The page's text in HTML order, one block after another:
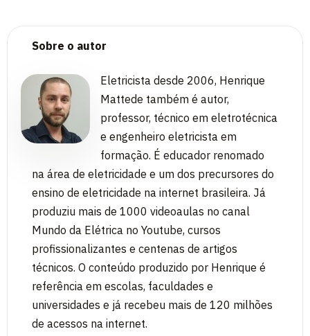
Sobre o autor
Eletricista desde 2006, Henrique
Mattede também é autor,
professor, técnico em eletrotécnica
e engenheiro eletricista em
formação. É educador renomado
na área de eletricidade e um dos precursores do
ensino de eletricidade na internet brasileira. Já
produziu mais de 1000 videoaulas no canal
Mundo da Elétrica no Youtube, cursos
profissionalizantes e centenas de artigos
técnicos. O conteúdo produzido por Henrique é
referência em escolas, faculdades e
universidades e já recebeu mais de 120 milhões
de acessos na internet.